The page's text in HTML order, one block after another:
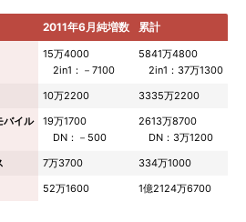
2011年6月純増数 累計
15万4000
2in1：－7100
5841万4800
2in1：37万1300
10万2200
3335万2200
バイル
19万1700
DN：－500
2613万8700
DN：3万1200
7万3700
334万1000
52万1600 1億2124万6700